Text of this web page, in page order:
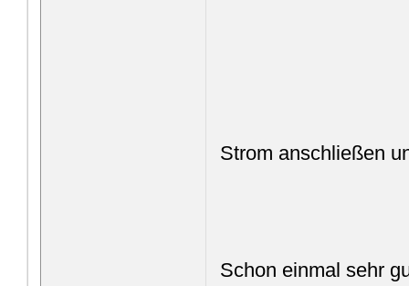
Strom anschließen
Schon einmal sehr